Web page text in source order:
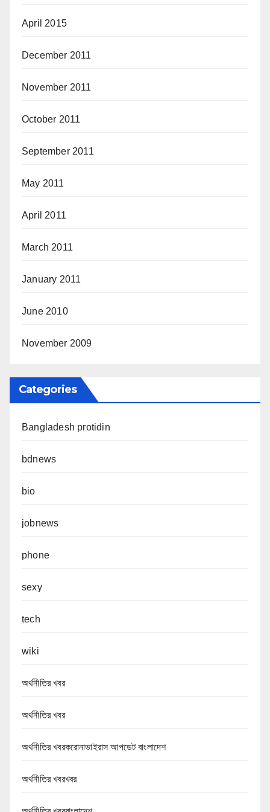
April 2015
December 2011
November 2011
October 2011
September 2011
May 2011
April 2011
March 2011
January 2011
June 2010
November 2009
Categories
Bangladesh protidin
bdnews
bio
jobnews
phone
sexy
tech
wiki
অর্থনীতির খবর
অর্থনীতির খবর
অর্থনীতির খবরকরোনাভাইরাস আপডেট বাংলাদেশ
অর্থনীতির খবরখবর